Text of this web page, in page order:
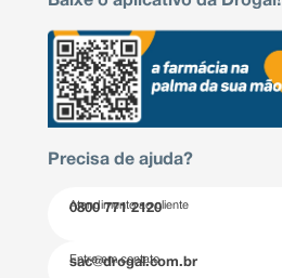
Precisa de ajuda?
Atendimento ao cliente
0800 771 2120
Entre em contato
sac@drogal.com.br